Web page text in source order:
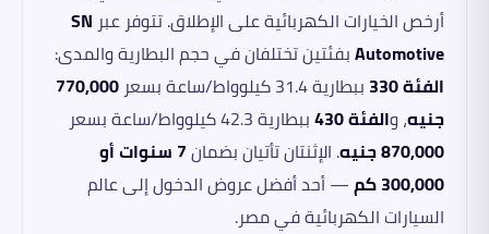
أرخص الخيارات الكهربائية على الإطلاق. تتوفر عبر SN
Automotiveبفئتين تختلفان في حجم البطارية والمدى:
الفئة 330
ببطارية 31.4 كيلوواط/ساعة بسعر
770,000
جنيه، والفئة 430
ببطارية 42.3 كيلوواط/ساعة بسعر
870,000 جنيه
. الإثنتان تأتيان بضمان 7 سنوات أو
300,000 كم
— أحد أفضل عروض الدخول إلى عالم
السيارات الكهربائية في مصر.